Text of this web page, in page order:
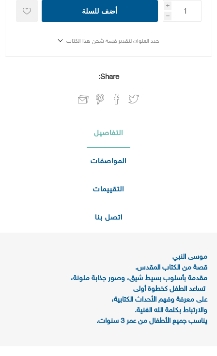
i
h
أضف للسلة
حدد العنوان لتقدير قيمة شحن هذا الكتاب
Share:
التفاصيل
المواصفات
التقييمات
اتصل بنا
موسى النبي
قصة من الكتاب المقدس.
مقدمة بأسلوب بسيط شيق، وصور جذابة ملونة،
تساعد الطفل كخطوة أولى
على معرفة وفهم الأحداث الكتابية،
والارتباط بكلمة الله الغنية.
يناسب جميع الأطفال من عمر 3 سنوات.